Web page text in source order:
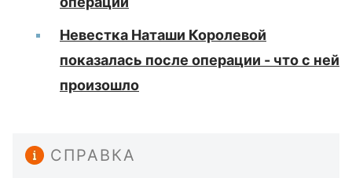
Невестка Наташи Королевой
показалась после операции - что с ней
произошло
СПРАВКА